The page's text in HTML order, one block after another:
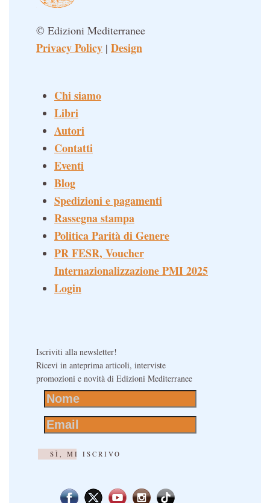
© Edizioni Mediterranee
Privacy Policy | Design
Chi siamo
Libri
Autori
Contatti
Eventi
Blog
Spedizioni e pagamenti
Rassegna stampa
Politica Parità di Genere
PR FESR, Voucher
Internazionalizzazione PMI 2025
Login
Iscriviti alla newsletter!
Ricevi in anteprima articoli, interviste
promozioni e novità di Edizioni Mediterranee
SÌ, MI ISCRIVO